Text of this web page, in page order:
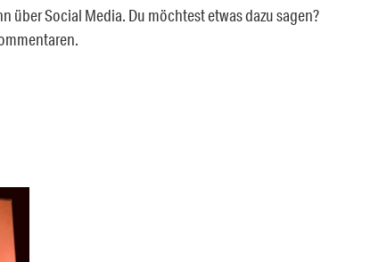
über Social Media. Du möchtest etwas dazu sagen?